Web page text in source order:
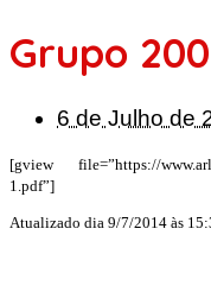
Grupo 200
6 de Julho de
[gview file=”https://
1.pdf”]
Atualizado dia 9/7/2014 às